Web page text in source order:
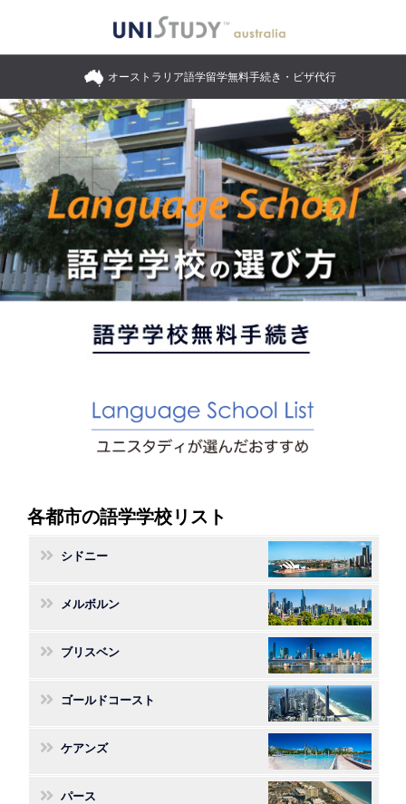
オーストラリア語学留学無料手続き・ビザ代行
各都市の語学学校リスト
シドニー
メルボルン
ブリスベン
ゴールドコースト
ケアンズ
パース